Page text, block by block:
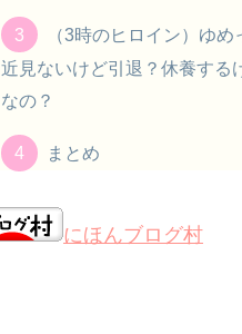
（3時のヒロイン）ゆめ
近見ないけど引退？休養する
なの？
まとめ
にほんブログ村